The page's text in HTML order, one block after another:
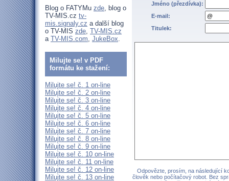
Blog o FATYMu zde, blog o
TV-MIS.cz tv-
mis.signaly.cz a další blog
o TV-MIS zde, TV-MIS.cz
a TV-MIS.com, JukeBox.
Milujte se! v PDF
formátu ke stažení:
Milujte se! č. 1 on-line
Milujte se! č. 2 on-line
Milujte se! č. 3 on-line
Milujte se! č. 4 on-line
Milujte se! č. 5 on-line
Milujte se! č. 6 on-line
Milujte se! č. 7 on-line
Milujte se! č. 8 on-line
Milujte se! č. 9 on-line
Milujte se! č. 10 on-line
Milujte se! č. 11 on-line
Milujte se! č. 12 on-line
Milujte se! č. 13 on-line
Jméno (přezdívka):
E-mail:
Titulek:
Odpovězte, prosím, na následující
člověk nebo počítačový robot. Bez